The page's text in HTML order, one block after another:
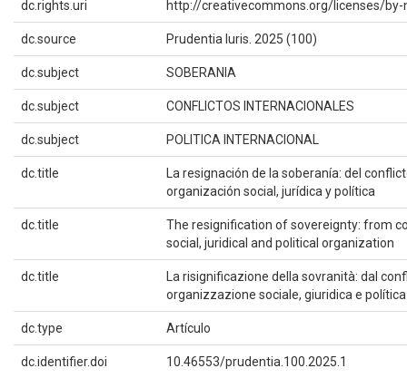
dc.rights.uri http://creativecommons.org/licenses/
dc.source Prudentia Iuris. 2025 (100)
dc.subject SOBERANIA
dc.subject CONFLICTOS INTERNACIONALES
dc.subject POLITICA INTERNACIONAL
dc.title
La resignación de la soberanía: del
organización social, jurídica y política
dc.title
The resignification of sovereignty: from
social, juridical and political organization
dc.title
La risignificazione della sovranità: dal
organizzazione sociale, giuridica e política
dc.type Artículo
dc.identifier.doi 10.46553/prudentia.100.2025.1